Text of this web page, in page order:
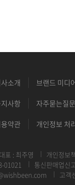
소개 브랜드 미디
사항 자주묻는질문
약관 개인정보 처
대표 : 최주영
개인정보
01021
통신판매업신
고객